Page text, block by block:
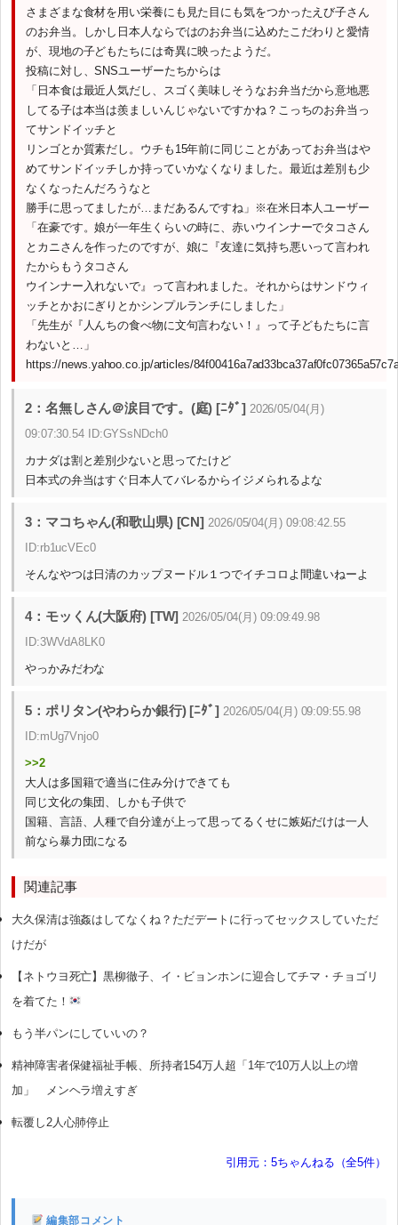
さまざまな食材を用い栄養にも見た目にも気をつかったえび子さん
のお弁当。しかし日本人ならではのお弁当に込めたこだわりと愛情
が、現地の子どもたちには奇異に映ったようだ。
投稿に対し、SNSユーザーたちからは
「日本食は最近人気だし、スゴく美味しそうなお弁当だから意地悪
してる子は本当は羨ましいんじゃないですかね？こっちのお弁当っ
てサンドイッチと
リンゴとか質素だし。ウチも15年前に同じことがあってお弁当はや
めてサンドイッチしか持っていかなくなりました。最近は差別も少
なくなったんだろうなと
勝手に思ってましたが…まだあるんですね」※在米日本人ユーザー
「在豪です。娘が一年生くらいの時に、赤いウインナーでタコさん
とカニさんを作ったのですが、娘に『友達に気持ち悪いって言われ
たからもうタコさん
ウインナー入れないで』って言われました。それからはサンドウィ
ッチとかおにぎりとかシンプルランチにしました」
「先生が『人んちの食べ物に文句言わない！』って子どもたちに言
わないと…」
https://news.yahoo.co.jp/articles/
2：名無しさん＠涙目です。(庭) [ﾆﾀﾞ] 2026/05/04(月)
09:07:30.54 ID:GYSsNDch0
カナダは割と差別少ないと思ってたけど
日本式の弁当はすぐ日本人てバレるからイジメられるよな
3：マコちゃん(和歌山県) [CN] 2026/05/04(月) 09:08:42.55
ID:rb1ucVEc0
そんなやつは日清のカップヌードル１つでイチコロよ間違いねーよ
4：モッくん(大阪府) [TW] 2026/05/04(月) 09:09:49.98
ID:3WVdA8LK0
やっかみだわな
5：ポリタン(やわらか銀行) [ﾆﾀﾞ] 2026/05/04(月) 09:09:55.98
ID:mUg7Vnjo0
>>2
大人は多国籍で適当に住み分けできても
同じ文化の集団、しかも子供で
国籍、言語、人種で自分達が上って思ってるくせに嫉妬だけは一人
前なら暴力団になる
関連記事
大久保清は強姦はしてなくね？ただデートに行ってセックスしていただ
けだが
【ネトウヨ死亡】黒柳徹子、イ・ビョンホンに迎合してチマ・チョゴリ
を着てた！
もう半パンにしていいの？
精神障害者保健福祉手帳、所持者154万人超「1年で10万人以上の増
加」 メンヘラ増えすぎ
転覆し2人心肺停止
引用元：5ちゃんねる（全5件）
編集部コメント